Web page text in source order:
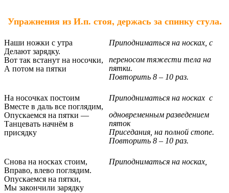
Упражнения из И.п. стоя, держась за спинку стула.
Наши ножки с утра
Делают зарядку.
Вот так встанут на носочки,
А потом на пятки
Приподниматься на носках, с
переносом тяжести тела на
пятки.
Повторить 8 – 10 раз.
На носочках постоим
Вместе в даль все поглядим,
Опускаемся на пятки —
Танцевать начнём в
присядку
Приподниматься на носках с
одновременным разведением
пяток
Приседания, на полной стопе.
Повторить 8 – 10 раз.
Снова на носках стоим,
Вправо, влево поглядим.
Опускаемся на пятки,
Мы закончили зарядку
Приподниматься на носках,